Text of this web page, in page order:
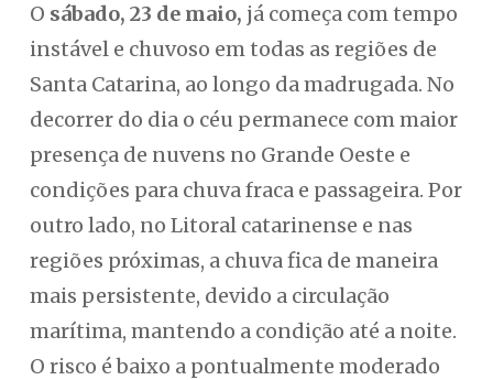
O sábado, 23 de maio, já começa com tempo
instável e chuvoso em todas as regiões de
Santa Catarina, ao longo da madrugada. No
decorrer do dia o céu permanece com maior
presença de nuvens no Grande Oeste e
condições para chuva fraca e passageira. Por
outro lado, no Litoral catarinense e nas
regiões próximas, a chuva fica de maneira
mais persistente, devido a circulação
marítima, mantendo a condição até a noite.
O risco é baixo a pontualmente moderado